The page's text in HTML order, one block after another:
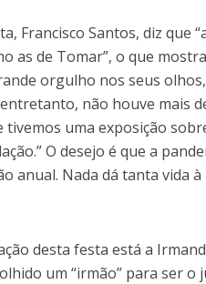
Francisco Santos, diz que
as de Tomar”, o que
orgulho nos seus
não houve mais
tivemos uma exposição
O desejo é que a
anual. Nada dá tanta vida
desta festa está a
um “irmão” para ser